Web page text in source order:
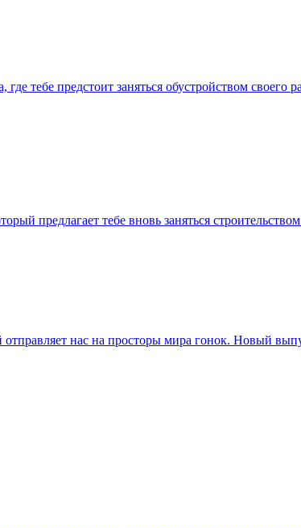
тебе предстоит заняться обустройством своего
предлагает тебе вновь заняться
отправляет нас на просторы мира гонок. Новый